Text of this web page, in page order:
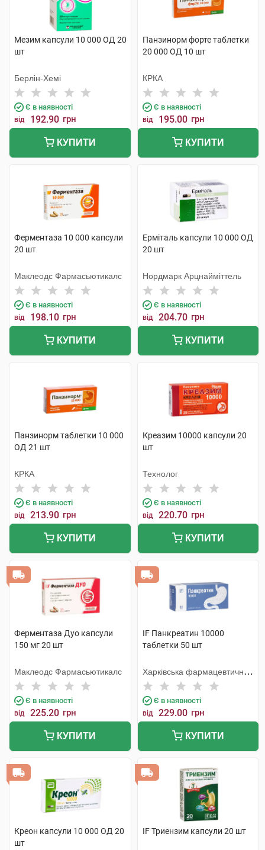
Мезим капсули 10 000 ОД 20
шт
Берлін-Хемі
Є в наявності
від 192.90 грн
КУПИТИ
Панзинорм форте таблетки
20 000 ОД 10 шт
КРКА
Є в наявності
від 195.00 грн
КУПИТИ
Ферментаза 10 000 капсули
20 шт
Маклеодс Фармасьютикалс
Є в наявності
від 198.10 грн
КУПИТИ
Ерміталь капсули 10 000 ОД
20 шт
Нордмарк Арцнайміттель
Є в наявності
від 204.70 грн
КУПИТИ
Панзинорм таблетки 10 000
ОД 21 шт
КРКА
Є в наявності
від 213.90 грн
КУПИТИ
Креазим 10000 капсули 20
шт
Технолог
Є в наявності
від 220.70 грн
КУПИТИ
Ферментаза Дуо капсули
150 мг 20 шт
Маклеодс Фармасьютикалс
Є в наявності
від 225.20 грн
КУПИТИ
IF Панкреатин 10000
таблетки 50 шт
Харківська фармацевтична
фабрика
Є в наявності
від 229.00 грн
КУПИТИ
Креон капсули 10 000 ОД 20
шт
IF Триензим капсули 20 шт